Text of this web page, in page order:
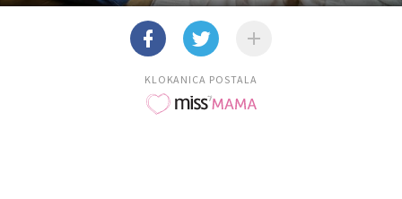
KLOKANICA POSTALA